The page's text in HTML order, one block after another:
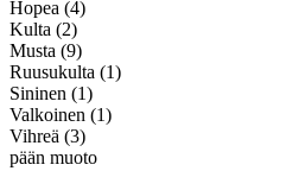
Hopea (4)
Kulta (2)
Musta (9)
Ruusukulta (1)
Sininen (1)
Valkoinen (1)
Vihreä (3)
pään muoto